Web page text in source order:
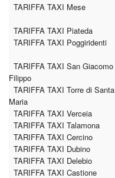
TARIFFA TAXI Mese
TARIFFA TAXI Piateda
TARIFFA TAXI Poggiridenti
TARIFFA TAXI San Giacomo
Filippo
TARIFFA TAXI Torre di Santa
Maria
TARIFFA TAXI Verceia
TARIFFA TAXI Talamona
TARIFFA TAXI Cercino
TARIFFA TAXI Dubino
TARIFFA TAXI Delebio
TARIFFA TAXI Castione